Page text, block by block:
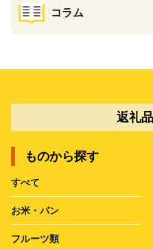
コラム
返礼
ものから探す
すべて
お米・パン
フルーツ類